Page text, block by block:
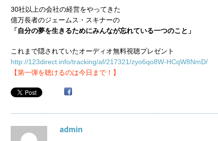
30社以上の会社の経営をやってきた
億万長者のジェームス・スキナーの
「自分の夢を生きるためにみんなが忘れている一つのこと」
これまで隠されていたオーディオ無料視聴プレゼント
http://123direct.info/tracking/af/217321/zyo6qo8W-HCqW8NmD/
【第一弾を聴けるのは今日まで！】
admin